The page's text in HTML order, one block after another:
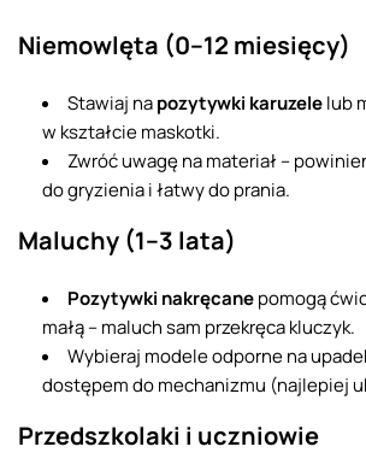
Niemowlęta (0–12 miesięcy)
Stawiaj napozytywki karuzelelub
w kształcie maskotki.
Zwróć uwagę na materiał –
do gryzienia i łatwy do prania.
Maluchy (1–3 lata)
Pozytywki nakręcanepomogą
małą – maluch sam przekręca kluczyk.
Wybieraj modele odporne na
dostępem do mechanizmu (najlepiej
Przedszkolaki i uczniowie